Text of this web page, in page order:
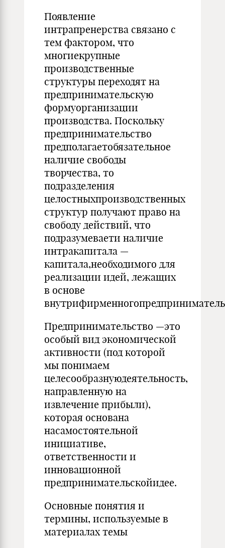
Появление
интрапренерства связано с
тем фактором, что
многиекрупные
производственные
структуры переходят на
предпринимательскую
формуорганизации
производства. Поскольку
предпринимательство
предполагаетобязательное
наличие свободы
творчества, то
подразделения
целостныхпроизводственных
структур получают право на
свободу действий, что
подразумеваети наличие
интракапитала —
капитала,необходимого для
реализации идей, лежащих
в основе
Предпринимательство —это
особый вид экономической
активности (под которой
мы понимаем
целесообразнуюдеятельность,
направленную на
извлечение прибыли),
которая основана
насамостоятельной
инициативе,
ответственности и
инновационной
предпринимательскойидее.
Основные понятия и
термины, используемые в
материалах темы